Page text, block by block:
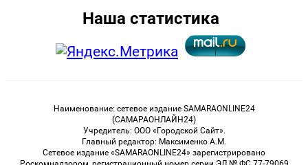
Наша статистика
Наименование: сетевое издание SAMARAONLINE24
(САМАРАОНЛАЙН24)
Учредитель: ООО «Городской Сайт».
Главный редактор: Максименко А.М.
Сетевое издание «SAMARAONLINE24» зарегистрировано